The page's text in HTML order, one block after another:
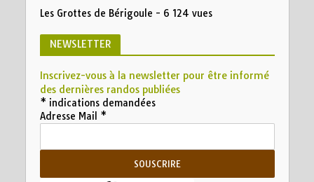
Les Grottes de Bérigoule - 6 124 vues
NEWSLETTER
Inscrivez-vous à la newsletter pour être informé
des dernières randos publiées
* indications demandées
Adresse Mail *